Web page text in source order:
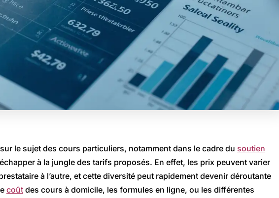
le sujet des cours particuliers, notamment dans le cadre du soutien
à la jungle des tarifs proposés. En effet, les prix peuvent varier
à l’autre, et cette diversité peut rapidement devenir déroutante
coût des cours à domicile, les formules en ligne, ou les différentes